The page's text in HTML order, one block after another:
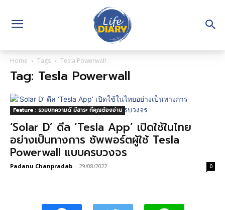
Home Tags Tesla Powerwall
Tag: Tesla Powerwall
Feature : รวมบทความดี มีสาระ ที่คุณต้องอ่าน
‘Solar D’ ดีล ‘Tesla App’ เปิดใช้ในไทย
อย่างเป็นทางการ ซัพพอร์ตผู้ใช้ Tesla
Powerwall แบบครบวงจร
Padanu Chanpradab - 29/08/2022 0